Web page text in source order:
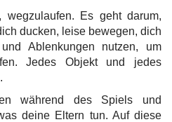
Es geht darum,
ducken, leise bewegen, dich
Ablenkungen nutzen, um
Jedes Objekt und jedes
während des Spiels und
deine Eltern tun. Auf diese